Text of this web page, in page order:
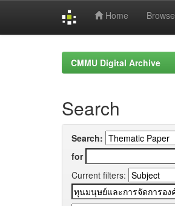
Home Browse
CMMU Digital Archive
Search
Search:
for
Current filters: